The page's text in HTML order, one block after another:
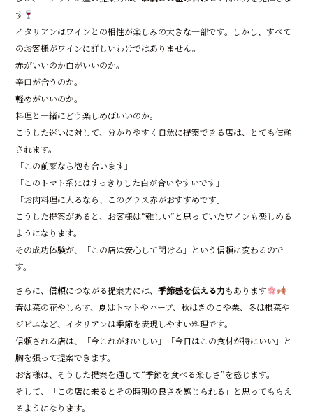
す
イタリアンはワインとの相性が楽しみの大きな一部です。しかし、すべて
のお客様がワインに詳しいわけではありません。
赤がいいのか白がいいのか。
辛口が合うのか。
軽めがいいのか。
料理と一緒にどう楽しめばいいのか。
こうした迷いに対して、分かりやすく自然に提案できる店は、とても信頼
されます。
「この前菜なら泡も合います」
「このトマト系にはすっきりした白が合いやすいです」
「お肉料理に入るなら、このグラス赤がおすすめです」
こうした提案があると、お客様は“難しい”と思っていたワインも楽しめる
ようになります。
その成功体験が、「この店は安心して聞ける」という信頼に変わるので
す。
さらに、信頼につながる提案力には、季節感を伝える力もあります
春は菜の花やしらす、夏はトマトやハーブ、秋はきのこや栗、冬は根菜や
ジビエなど、イタリアンは季節を表現しやすい料理です。
信頼される店は、「今これがおいしい」「今日はこの食材が特にいい」と
胸を張って提案できます。
お客様は、そうした提案を通して“季節を食べる楽しさ”を感じます。
そして、「この店に来るとその時期の良さを感じられる」と思ってもらえ
るようになります。